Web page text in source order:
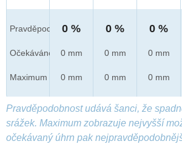
Pravděpod.
Očekáváno
Maximum
0 %
0 mm
0 mm
0 %
0 mm
0 mm
0 %
0 mm
0 mm
Pravděpodobnost udává šanci, že
srážek. Maximum zobrazuje nejvyšší
očekávaný úhrn pak